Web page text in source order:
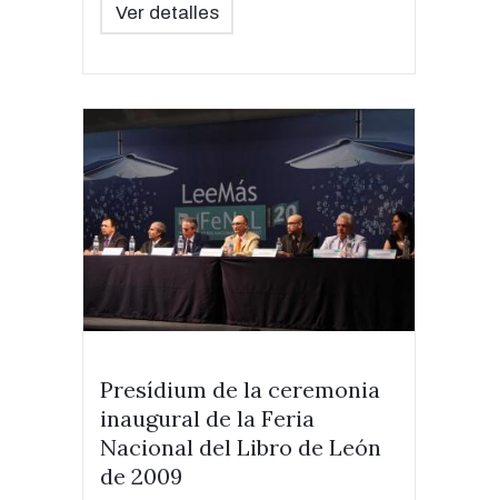
Ver detalles
Presídium de la ceremonia
inaugural de la Feria
Nacional del Libro de León
de 2009